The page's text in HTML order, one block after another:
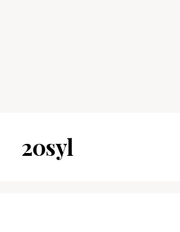
20syl